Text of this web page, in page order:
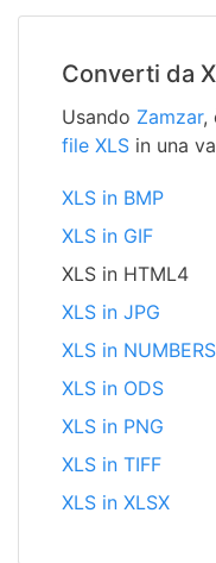
Converti da
Usando Zamzar,
file XLS in una
XLS in BMP
XLS in GIF
XLS in HTML4
XLS in JPG
XLS in NUMBERS
XLS in ODS
XLS in PNG
XLS in TIFF
XLS in XLSX